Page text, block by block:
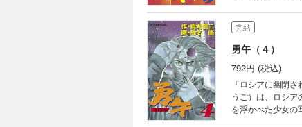
の意志が灼熱の
完結
勇午（４）
792円 (税込)
「ロシアに幽閉
うご）は、ロシ
を浮かべた少女の